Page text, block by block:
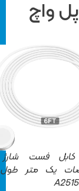
واچ
فست شارژ با
یک متر طول و